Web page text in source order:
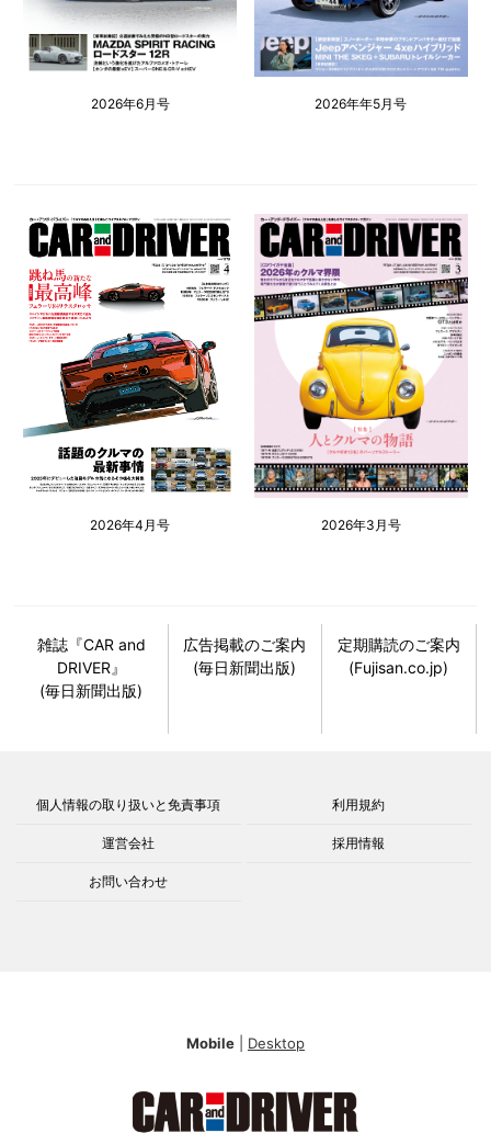
2026年6月号 2026年年5月号
2026年4月号 2026年3月号
雑誌『CAR and
DRIVER』
(毎日新聞出版)
広告掲載のご案内
(毎日新聞出版)
定期購読のご案内
(Fujisan.co.jp)
個人情報の取り扱いと免責事項 利用規約
運営会社 採用情報
お問い合わせ
Mobile Desktop